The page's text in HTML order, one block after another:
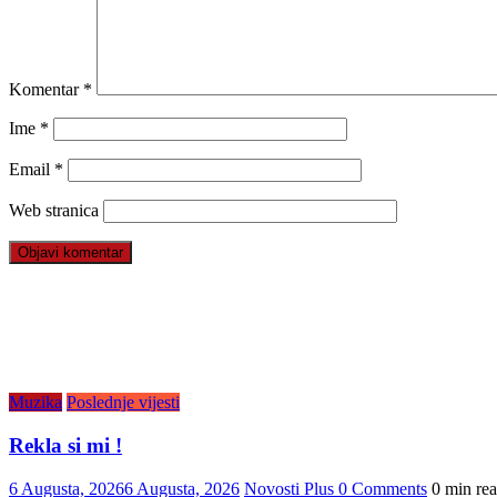
Komentar *
Ime *
Email *
Web stranica
Muzika Poslednje vijesti
Rekla si mi !
6 Augusta, 20266 Augusta, 2026 Novosti Plus 0 Comments 0 min